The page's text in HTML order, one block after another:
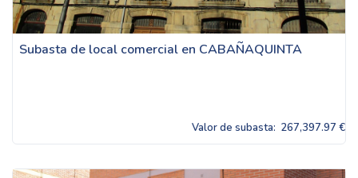
Subasta de local comercial en CABAÑAQUINTA
Valor de subasta: 267,397.97 €